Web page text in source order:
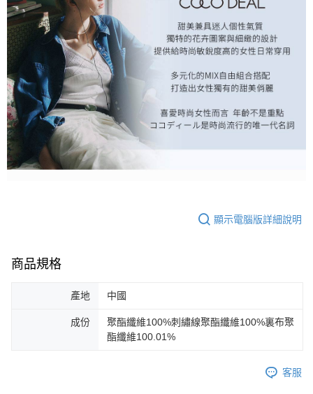
顯示電腦版詳細說明
商品規格
產地 中國
成份
聚酯纖維100%刺繡線聚酯纖維100%裏布聚
酯纖維100.01%
客服